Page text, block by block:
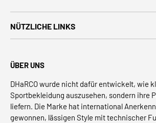
NÜTZLICHE LINKS
ÜBER UNS
DHaRCO wurde nicht dafür entwickelt, wie
Sportbekleidung auszusehen, sondern ihre
liefern. Die Marke hat international
gewonnen, lässigen Style mit technischer